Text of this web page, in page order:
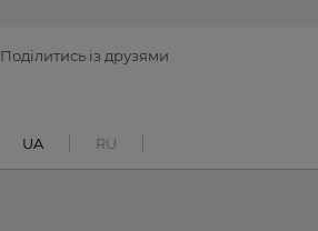
Поділитись із друзями
UA RU